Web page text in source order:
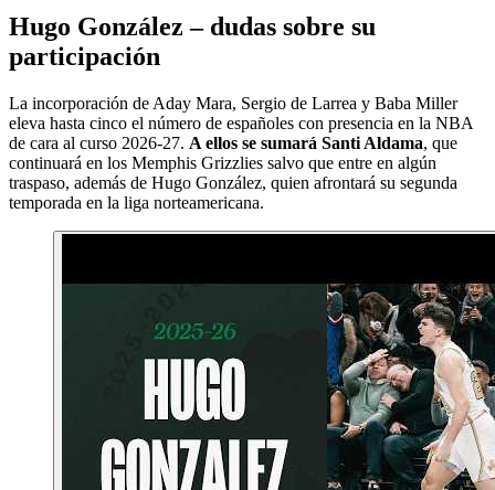
Hugo González – dudas sobre su
participación
La incorporación de Aday Mara, Sergio de Larrea y Baba Miller
eleva hasta cinco el número de españoles con presencia en la NBA
de cara al curso 2026-27. A ellos se sumará Santi Aldama, que
continuará en los Memphis Grizzlies salvo que entre en algún
traspaso, además de Hugo González, quien afrontará su segunda
temporada en la liga norteamericana.